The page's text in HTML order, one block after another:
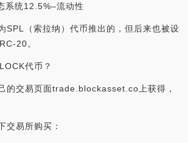
系统12.5%–流动性
SPL（索拉纳）代币推出的，但后来也被设
20。
代币？
的交易页面trade.blockasset.co上获得，
交易所购买：